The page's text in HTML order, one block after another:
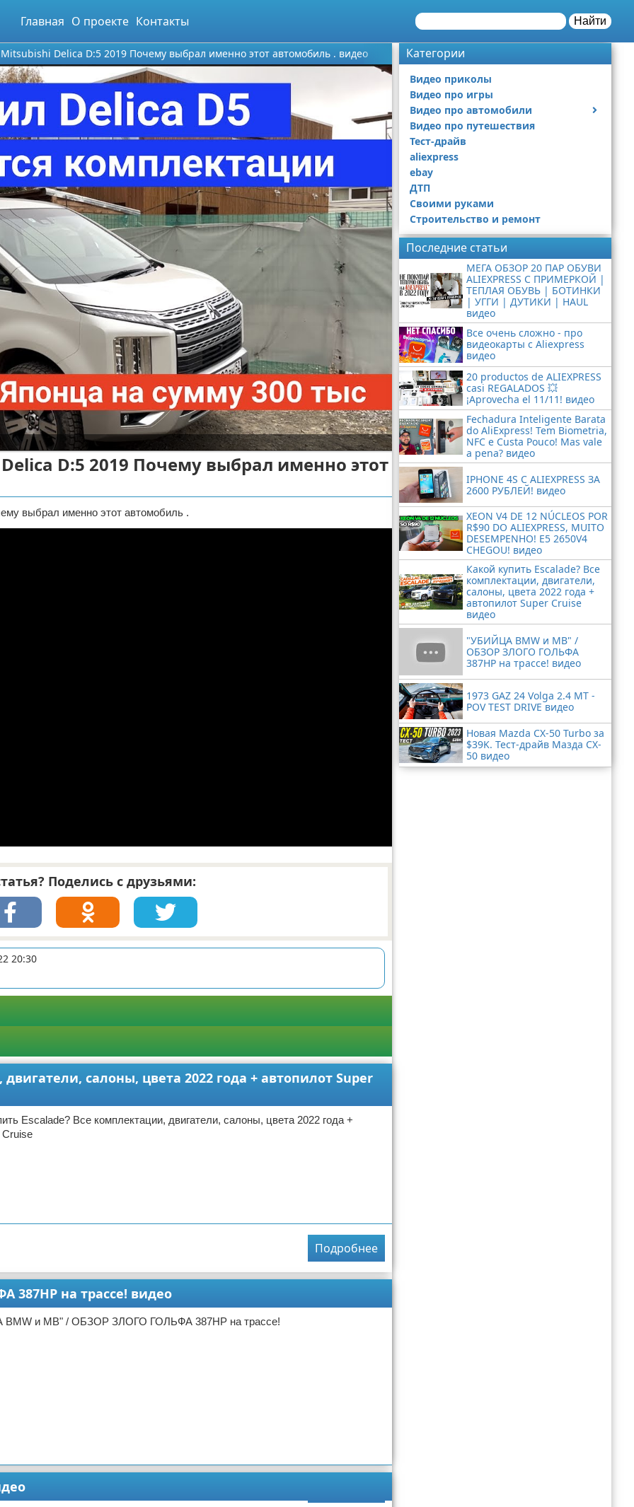
Главная О проекте Контакты Найти
Delica D:5 2019 Почему выбрал именно этот автомобиль . видео
D:5 2019 Почему выбрал именно этот
выбрал именно этот автомобиль .
Поделись с друзьями:
20:30
салоны, цвета 2022 года + автопилот Super
Escalade? Все комплектации, двигатели, салоны, цвета 2022 года +
Cruise
Подробнее
на трассе! видео
и MB" / ОБЗОР ЗЛОГО ГОЛЬФА 387HP на трассе!
Категории
Видео приколы
Видео про игры
Видео про автомобили
Ремонт автомобиля
Видео про путешествия
Тест-драйв
aliexpress
ebay
ДТП
Своими руками
Строительство и ремонт
Последние статьи
МЕГА ОБЗОР 20 ПАР ОБУВИ
ALIEXPRESS С ПРИМЕРКОЙ |
ТЕПЛАЯ ОБУВЬ | БОТИНКИ
| УГГИ | ДУТИКИ | HAUL
видео
Все очень сложно - про
видеокарты с Aliexpress
видео
20 productos de ALIEXPRESS
casi REGALADOS 💥
¡Aprovecha el 11/11! видео
Fechadura Inteligente Barata
do AliExpress! Tem Biometria,
NFC e Custa Pouco! Mas vale
a pena? видео
IPHONE 4S С ALIEXPRESS ЗА
2600 РУБЛЕЙ! видео
XEON V4 DE 12 NÚCLEOS POR
R$90 DO ALIEXPRESS, MUITO
DESEMPENHO! E5 2650V4
CHEGOU! видео
Какой купить Escalade? Все
комплектации, двигатели,
салоны, цвета 2022 года +
автопилот Super Cruise
видео
"УБИЙЦА BMW и MB" /
ОБЗОР ЗЛОГО ГОЛЬФА
387HP на трассе! видео
1973 GAZ 24 Volga 2.4 MT -
POV TEST DRIVE видео
Новая Mazda CX-50 Turbo за
$39K. Тест-драйв Мазда CX-
50 видео